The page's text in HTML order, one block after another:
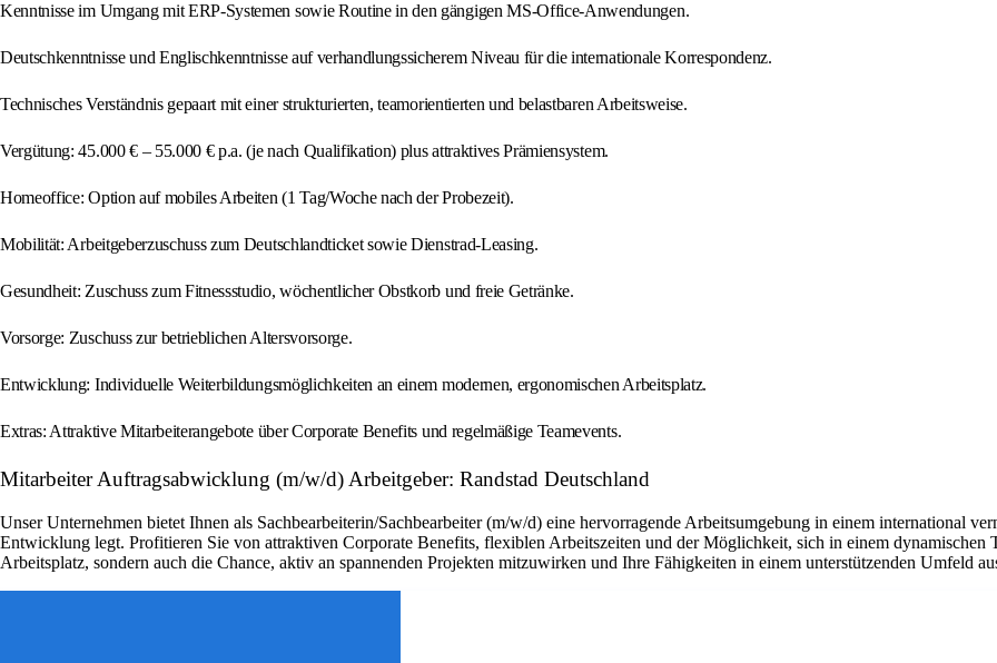
Kenntnisse im Umgang mit ERP-Systemen sowie Routine in den gängigen MS-Office-Anwendungen.
Deutschkenntnisse und Englischkenntnisse auf verhandlungssicherem Niveau für die internationale Korrespondenz.
Technisches Verständnis gepaart mit einer strukturierten, teamorientierten und belastbaren Arbeitsweise.
Vergütung: 45.000 € – 55.000 € p.a. (je nach Qualifikation) plus attraktives Prämiensystem.
Homeoffice: Option auf mobiles Arbeiten (1 Tag/Woche nach der Probezeit).
Mobilität: Arbeitgeberzuschuss zum Deutschlandticket sowie Dienstrad-Leasing.
Gesundheit: Zuschuss zum Fitnessstudio, wöchentlicher Obstkorb und freie Getränke.
Vorsorge: Zuschuss zur betrieblichen Altersvorsorge.
Entwicklung: Individuelle Weiterbildungsmöglichkeiten an einem modernen, ergonomischen Arbeitsplatz.
Extras: Attraktive Mitarbeiterangebote über Corporate Benefits und regelmäßige Teamevents.
Mitarbeiter Auftragsabwicklung (m/w/d) Arbeitgeber: Randstad Deutschland
Unser Unternehmen bietet Ihnen als Sachbearbeiterin/Sachbearbeiter (m/w/d) eine hervorragende Arbeitsumgebung in einem international
Entwicklung legt. Profitieren Sie von attraktiven Corporate Benefits, flexiblen Arbeitszeiten und der Möglichkeit, sich in einem dynamischen
Arbeitsplatz, sondern auch die Chance, aktiv an spannenden Projekten mitzuwirken und Ihre Fähigkeiten in einem unterstützenden Umfeld